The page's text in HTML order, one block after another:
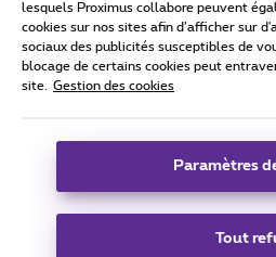
Tous droits réservés. © 2026
Conditions générales, info
Coordonnées de l’entreprise
Boulevard du Roi Albert II 27 - B-
lesquels Proximus collabore peuvent
cookies sur nos sites afin d’afficher sur
sociaux des publicités susceptibles de
blocage de certains cookies peut
site.
Gestion des cookies
Paramètres
Tout